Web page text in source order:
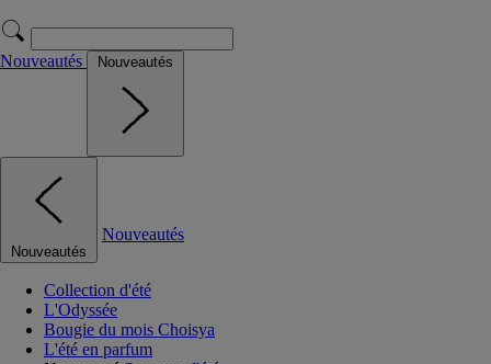
Nouveautés Nouveautés
Nouveautés
Nouveautés
Collection d'été
L'Odyssée
Bougie du mois Choisya
L'été en parfum